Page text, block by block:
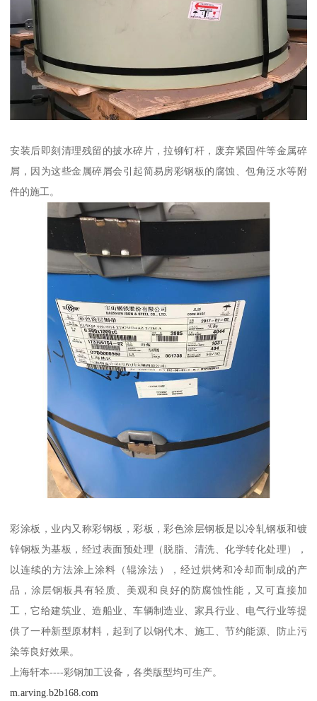
安装后即刻清理残留的披水碎片，拉铆钉杆，废弃紧固件等金属碎
屑，因为这些金属碎屑会引起简易房彩钢板的腐蚀、包角泛水等附
件的施工。
彩涂板，业内又称彩钢板，彩板，彩色涂层钢板是以冷轧钢板和镀
锌钢板为基板，经过表面预处理（脱脂、清洗、化学转化处理），
以连续的方法涂上涂料（辊涂法），经过烘烤和冷却而制成的产
品，涂层钢板具有轻质、美观和良好的防腐蚀性能，又可直接加
工，它给建筑业、造船业、车辆制造业、家具行业、电气行业等提
供了一种新型原材料，起到了以钢代木、施工、节约能源、防止污
染等良好效果。
上海轩本----彩钢加工设备，各类版型均可生产。
m.arving.b2b168.com